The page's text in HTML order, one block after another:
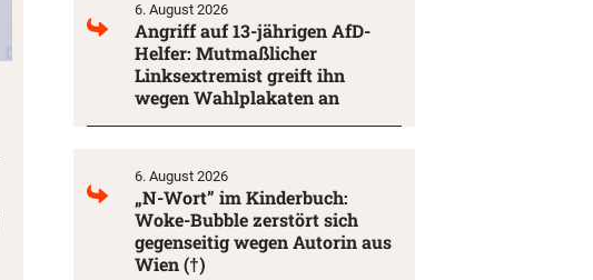
6. August 2026
Angriff auf 13-jährigen AfD-
Helfer: Mutmaßlicher
Linksextremist greift ihn
wegen Wahlplakaten an
6. August 2026
„N-Wort” im Kinderbuch:
Woke-Bubble zerstört sich
gegenseitig wegen Autorin aus
Wien (†)